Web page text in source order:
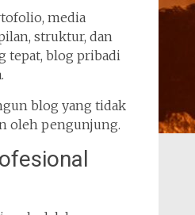
media
struktur, dan
tepat, blog pribadi
blog yang tidak
oleh pengunjung.